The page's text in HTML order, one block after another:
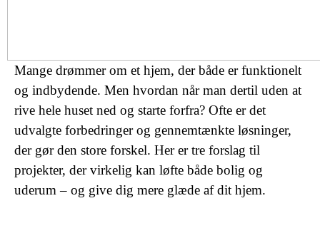
Mange drømmer om et hjem, der både er funktionelt
og indbydende. Men hvordan når man dertil uden at
rive hele huset ned og starte forfra? Ofte er det
udvalgte forbedringer og gennemtænkte løsninger,
der gør den store forskel. Her er tre forslag til
projekter, der virkelig kan løfte både bolig og
uderum – og give dig mere glæde af dit hjem.